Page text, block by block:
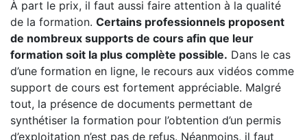
À part le prix, il faut aussi faire attention à la qualité
de la formation. Certains professionnels proposent
de nombreux supports de cours afin que leur
formation soit la plus complète possible. Dans le cas
d’une formation en ligne, le recours aux vidéos comme
support de cours est fortement appréciable. Malgré
tout, la présence de documents permettant de
synthétiser la formation pour l’obtention d’un permis
d’exploitation n’est pas de refus. Néanmoins, il faut